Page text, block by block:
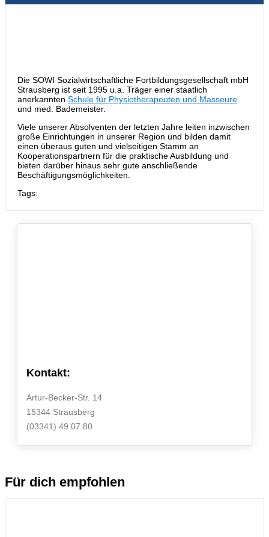
Die SOWI Sozialwirtschaftliche Fortbildungsgesellschaft mbH
Strausberg ist seit 1995 u.a. Träger einer staatlich
anerkannten Schule für Physiotherapeuten und Masseure
und med. Bademeister.
Viele unserer Absolventen der letzten Jahre leiten inzwischen
große Einrichtungen in unserer Region und bilden damit
einen überaus guten und vielseitigen Stamm an
Kooperationspartnern für die praktische Ausbildung und
bieten darüber hinaus sehr gute anschließende
Beschäftigungsmöglichkeiten.
Tags:
Kontakt:
Artur-Becker-Str. 14
15344 Strausberg
(03341) 49 07 80
Für dich empfohlen